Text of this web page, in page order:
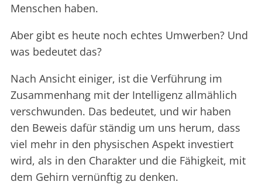
Menschen haben.
Aber gibt es heute noch echtes Umwerben? Und
was bedeutet das?
Nach Ansicht einiger, ist die Verführung im
Zusammenhang mit der Intelligenz allmählich
verschwunden. Das bedeutet, und wir haben
den Beweis dafür ständig um uns herum, dass
viel mehr in den physischen Aspekt investiert
wird, als in den Charakter und die Fähigkeit, mit
dem Gehirn vernünftig zu denken.